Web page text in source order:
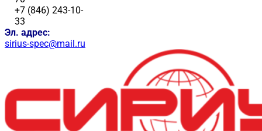
+7 (846) 243-10-
33
Эл. адрес:
sirius-spec@mail.ru